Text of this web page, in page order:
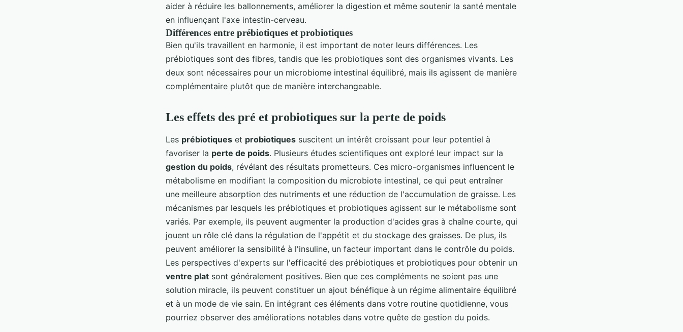
aider à réduire les ballonnements, améliorer la digestion et même soutenir la santé mentale
en influençant l'axe intestin-cerveau.
Différences entre prébiotiques et probiotiques
Bien qu'ils travaillent en harmonie, il est important de noter leurs différences. Les
prébiotiques sont des fibres, tandis que les probiotiques sont des organismes vivants. Les
deux sont nécessaires pour un microbiome intestinal équilibré, mais ils agissent de manière
complémentaire plutôt que de manière interchangeable.
Les effets des pré et probiotiques sur la perte de poids
Les prébiotiques et probiotiques suscitent un intérêt croissant pour leur potentiel à
favoriser la perte de poids. Plusieurs études scientifiques ont exploré leur impact sur la
gestion du poids, révélant des résultats prometteurs. Ces micro-organismes influencent le
métabolisme en modifiant la composition du microbiote intestinal, ce qui peut entraîner
une meilleure absorption des nutriments et une réduction de l'accumulation de graisse. Les
mécanismes par lesquels les prébiotiques et probiotiques agissent sur le métabolisme sont
variés. Par exemple, ils peuvent augmenter la production d'acides gras à chaîne courte, qui
jouent un rôle clé dans la régulation de l'appétit et du stockage des graisses. De plus, ils
peuvent améliorer la sensibilité à l'insuline, un facteur important dans le contrôle du poids.
Les perspectives d'experts sur l'efficacité des prébiotiques et probiotiques pour obtenir un
ventre plat sont généralement positives. Bien que ces compléments ne soient pas une
solution miracle, ils peuvent constituer un ajout bénéfique à un régime alimentaire équilibré
et à un mode de vie sain. En intégrant ces éléments dans votre routine quotidienne, vous
pourriez observer des améliorations notables dans votre quête de gestion du poids.